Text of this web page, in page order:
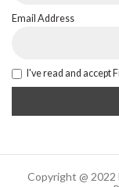
Email Address
I've read and accept
Copyright @ 2022